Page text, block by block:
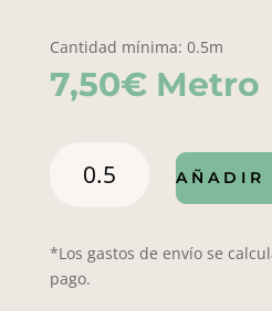
Cantidad mínima: 0.5m
7,50€ Metro
Blanca
AÑADIR
*Los gastos de envío se
pago.